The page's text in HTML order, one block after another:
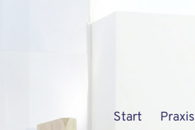
Start Praxis